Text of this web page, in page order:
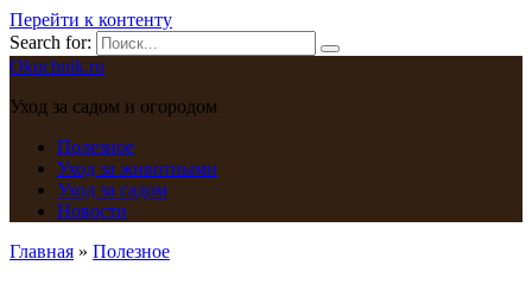
Перейти к контенту
Search for:
Okuchnik.ru
Уход за садом и огородом
Полезное
Уход за животными
Уход за садом
Новости
Главная » Полезное